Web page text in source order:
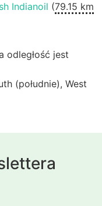
Indianoil (79.15 km
odległość jest
(południe), West